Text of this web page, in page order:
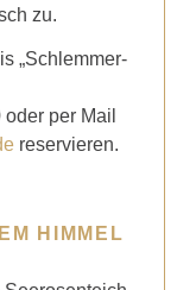
zu.
„Schlemmer-
per Mail
reservieren.
HIMMEL